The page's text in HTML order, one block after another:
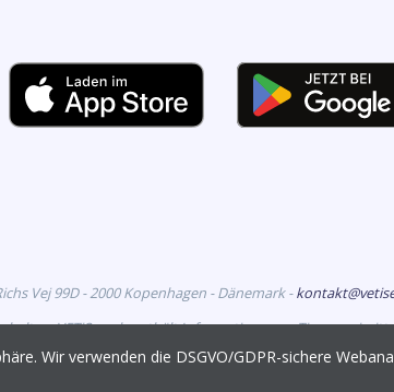
Vej 99D - 2000 Kopenhagen - Dänemark -
VETiSearch enthält Informationen zu
richtet sich an tiermedizinische Fachkreise.
Wir verwenden die DSGVO/GDPR-sichere